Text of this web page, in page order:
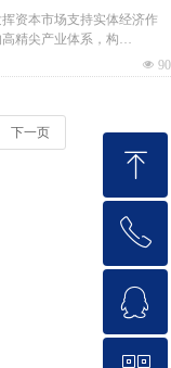
资本市场支持实体经济作
精尖产业体系，构
北京市人民政府办公厅关于
京政办发〔2018〕21号），
넶 90
下一页
ꁸ
回到顶部
ꂅ
010-60401288
ꁗ